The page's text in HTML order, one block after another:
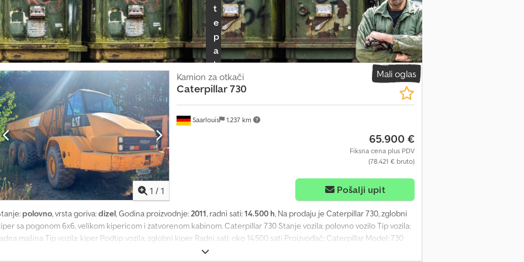
t
e
p
a
k
e
t
z
a
c
e
S
Mali oglas
1 / 1
Saarlouis 1.237 km
Kamion za otkači
Caterpillar730
65.900 €
Fiksna cena plus PDV
(78.421 € bruto)
Pošalji upit
polovno, vrsta goriva:dizel, Godina proizvodnje: 2011, radni sati:14.500 h, Na prodaju je Caterpillar 730, zglobni
sa pogonom 6x6, velikom kipericom i zatvorenom kabinom. Caterpillar 730 Stanje vozila: polovno vozilo Tip vozila:
mašina Tip vozila: kiper Podtip vozila: zglobni kiper Radni sati: oko 14.500 sati Proizvođač: Caterpillar Model: 730
Broj šasije / serijski broj: CAT00730EB1N08247 Boja vozila: žuta Tip pogona: dizel Snaga: 239 kW / 325 KS Podvozje: